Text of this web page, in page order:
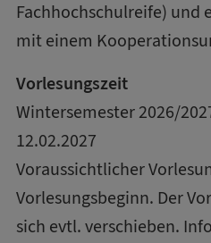
Fachhochschulreife) und
mit einem
Vorlesungszeit
Wintersemester 2026/
12.02.2027
Voraussichtlicher
Vorlesungsbeginn. Der
sich evtl. verschieben.